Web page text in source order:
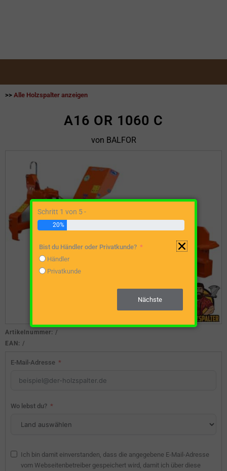
>> Alle Holzspalter anzeigen
A16 OR 1060 C
von BALFOR
Artikelnummer: /
EAN: /
E-Mail-Adresse
Wo lebst du?
Ich bin damit einverstanden, dass die angegebene E-Mail-Adresse
vom Webseitenbetreiber gespeichert wird, damit ich über diese
Schritt 1 von 5 -
20%
Bist du Händler oder Privatkunde?
Händler
Privatkunde
Nächste